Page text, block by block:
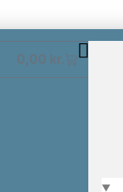
0,00 kr.